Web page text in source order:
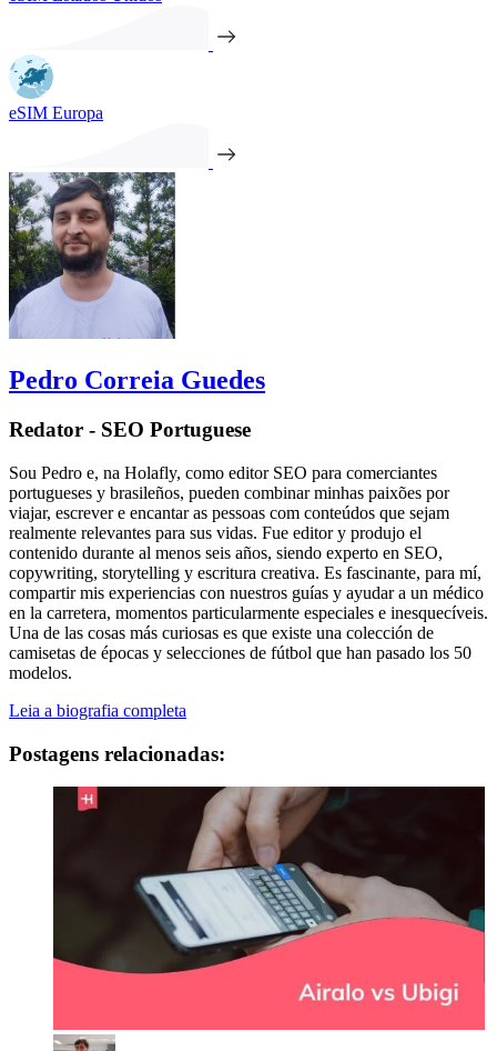
eSIM Europa
Pedro Correia Guedes
Redator - SEO Portuguese
Sou Pedro e, na Holafly, como editor SEO para comerciantes
portugueses y brasileños, pueden combinar minhas paixões por
viajar, escrever e encantar as pessoas com conteúdos que sejam
realmente relevantes para sus vidas. Fue editor y produjo el
contenido durante al menos seis años, siendo experto en SEO,
copywriting, storytelling y escritura creativa. Es fascinante, para mí,
compartir mis experiencias con nuestros guías y ayudar a un médico
en la carretera, momentos particularmente especiales e inesquecíveis.
Una de las cosas más curiosas es que existe una colección de
camisetas de épocas y selecciones de fútbol que han pasado los 50
modelos.
Leia a biografia completa
Postagens relacionadas: